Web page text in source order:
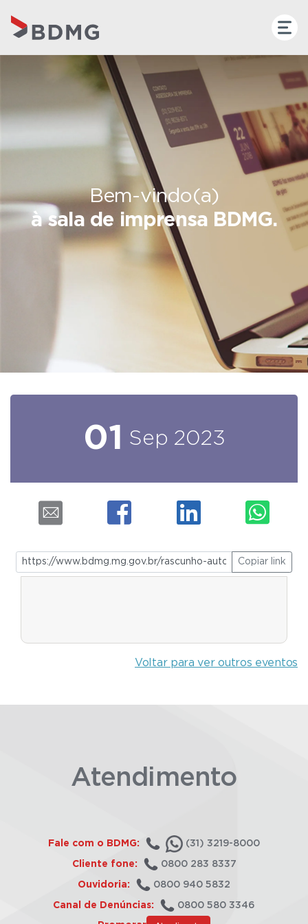
Bem-vindo(a)
à sala de imprensa BDMG.
01 Sep 2023
Copiar link
Voltar para ver outros eventos
Atendimento
Fale com o BDMG: (31) 3219-8000
Cliente fone: 0800 283 8337
Ouvidoria: 0800 940 5832
Canal de Denúncias: 0800 580 3346